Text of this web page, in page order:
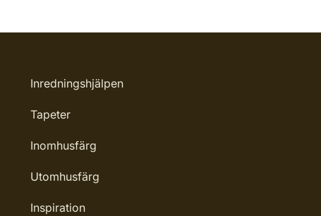
Inredningshjälpen
Tapeter
Inomhusfärg
Utomhusfärg
Inspiration